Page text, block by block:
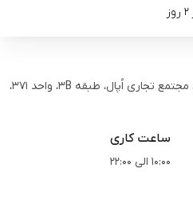
تهران، سعادت آباد، بلوار کوهستان، مجتمع تجاری اُپال، طبقه 3B، واحد 371،
ساعت کاری
10:00 الی 22:00